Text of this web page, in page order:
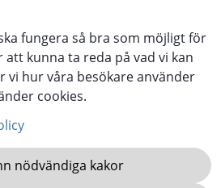
fungera så bra som möjligt för
att kunna ta reda på vad vi kan
vi hur våra besökare använder
cookies.
nödvändiga kakor